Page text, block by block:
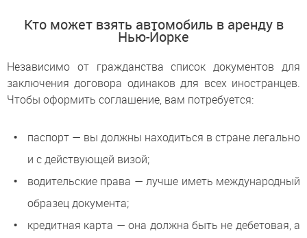
Кто может взять автомобиль в аренду в
Нью-Йорке
Независимо от гражданства список документов для
заключения договора одинаков для всех иностранцев.
Чтобы оформить соглашение, вам потребуется:
паспорт — вы должны находиться в стране легально
и с действующей визой;
водительские права — лучше иметь международный
образец документа;
кредитная карта — она должна быть не дебетовая, а